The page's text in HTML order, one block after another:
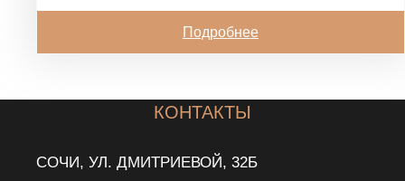
Подробнее
КОНТАКТЫ
СОЧИ, УЛ. ДМИТРИЕВОЙ, 32Б